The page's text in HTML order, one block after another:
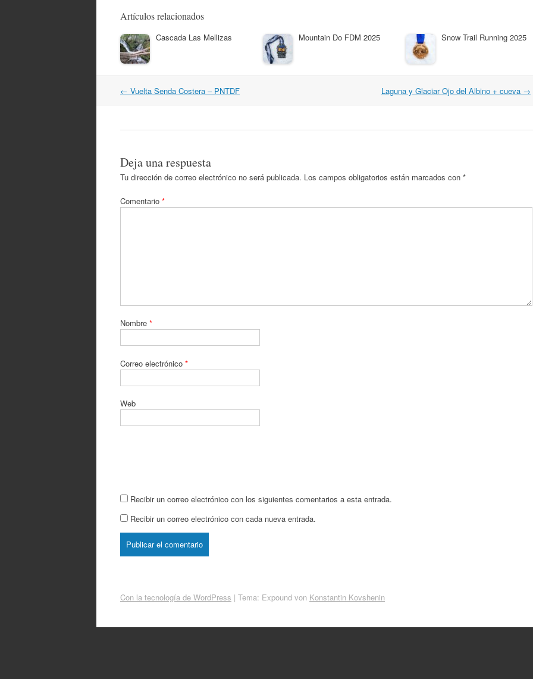
Artículos relacionados
Cascada Las Mellizas Mountain Do FDM 2025 Snow Trail Running 2025
Navegación
← Vuelta Senda Costera – PNTDF Laguna y Glaciar Ojo del Albino + cueva →
Deja una respuesta
Tu dirección de correo electrónico no será publicada. Los campos obligatorios están marcados con *
Comentario *
Nombre *
Correo electrónico *
Web
Recibir un correo electrónico con los siguientes comentarios a esta entrada.
Recibir un correo electrónico con cada nueva entrada.
Con la tecnología de WordPress | Tema: Expound von Konstantin Kovshenin